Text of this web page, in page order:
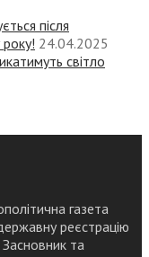
після
24.04.2025
світло
газета
реєстрацію
та